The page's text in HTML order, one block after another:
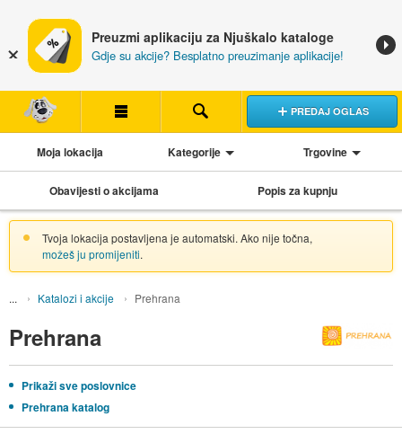
Preuzmi aplikaciju za Njuškalo kataloge
Gdje su akcije? Besplatno preuzimanje aplikacije!
PREDAJ OGLAS
Moja lokacija Kategorije Trgovine
Obavijesti o akcijama Popis za kupnju
Tvoja lokacija postavljena je automatski. Ako nije točna,
možeš ju promijeniti.
Katalozi i akcije Prehrana
Prehrana
Prikaži sve poslovnice
Prehrana katalog